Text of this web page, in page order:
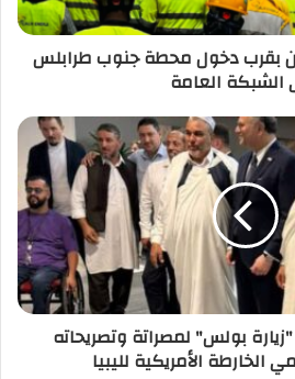
بقرب دخول محطة جنوب طرابلس
الشبكة العامة
بولس" لمصراتة وتصريحاته
الأمريكية لليبيا